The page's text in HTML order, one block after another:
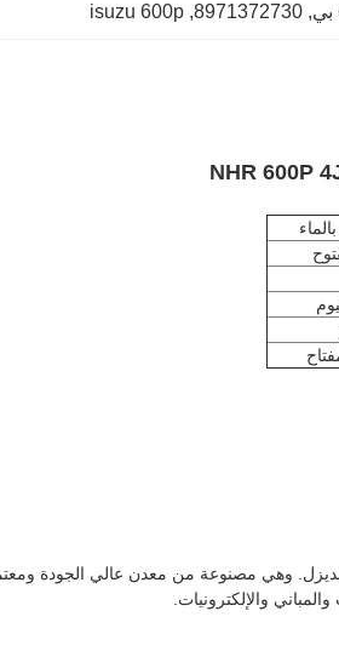
,
8971372730
,
isuzu 600p
والإلكترونيات.